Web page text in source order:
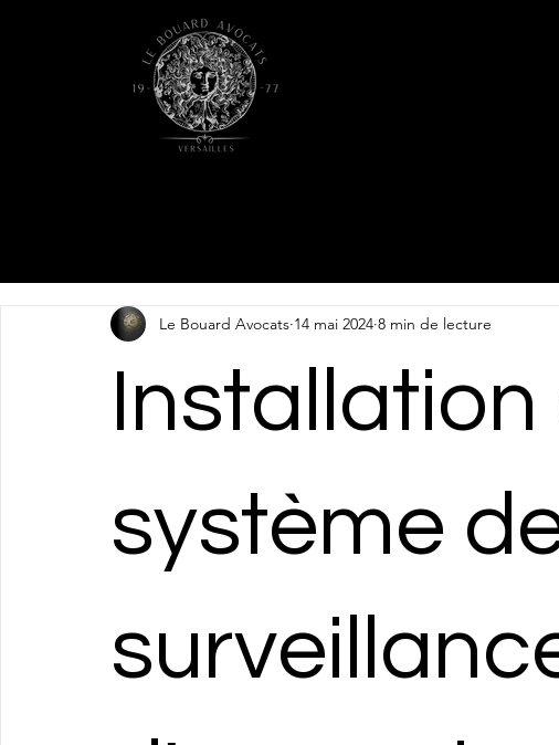
Installation
système
Le Bouard Avocats 14 mai 2024 8 min de lecture